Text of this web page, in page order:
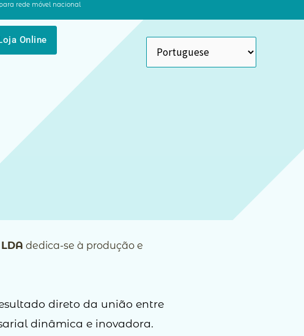
rede móvel nacional
Online
dedica-se à produção e
direto da união entre
dinâmica e inovadora.